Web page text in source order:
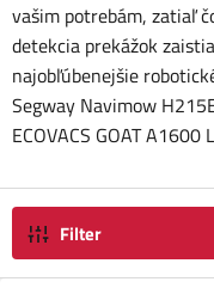
vašim potrebám, zatiaľ
detekcia prekážok
najobľúbenejšie
Segway Navimow
ECOVACS GOAT A1600
Filter